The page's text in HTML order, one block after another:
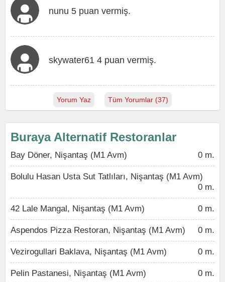
nunu 5 puan vermiş.
skywater61 4 puan vermiş.
Yorum Yaz Tüm Yorumlar (37)
Buraya Alternatif Restoranlar
Bay Döner, Nişantaş (M1 Avm) 0 m.
Bolulu Hasan Usta Sut Tatlıları, Nişantaş (M1 Avm)
0 m.
42 Lale Mangal, Nişantaş (M1 Avm) 0 m.
Aspendos Pizza Restoran, Nişantaş (M1 Avm) 0 m.
Vezirogullari Baklava, Nişantaş (M1 Avm) 0 m.
Pelin Pastanesi, Nişantaş (M1 Avm) 0 m.